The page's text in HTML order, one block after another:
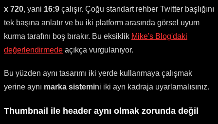
x 720, yani 16:9 çalışır. Çoğu standart rehber Twitter başlığını
tek başına anlatır ve bu iki platform arasında görsel uyum
kurma tarafını boş bırakır. Bu eksiklik Mike's Blog'daki
değerlendirmede açıkça vurgulanıyor.
Bu yüzden aynı tasarımı iki yerde kullanmaya çalışmak
yerine aynı marka sistemini iki ayrı kadraja uyarlamalısınız.
Thumbnail ile header aynı olmak zorunda değil